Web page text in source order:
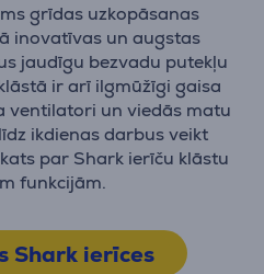
grīdas uzkopāsanas
inovatīvas un augstas
jaudīgu bezvadu putekļu
ir arī ilgmūžīgi gaisa
ventilatori un viedās matu
ikdienas darbus veikt
par Shark ierīču klāstu
funkcijām.
Shark ierīces